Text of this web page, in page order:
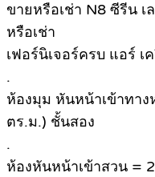
ขายหรือเช่า N8 ซีรีน
หรือเช่า
เฟอร์นิเจอร์ครบ แอร์ เ
.
ห้องมุม หันหน้าเข้าทา
ตร.ม.) ชั้นสอง
.
ห้องหันหน้าเข้าสวน =